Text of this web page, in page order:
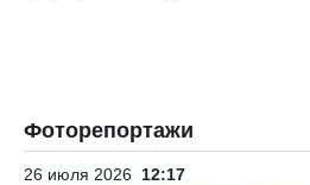
Фоторепортажи
26 июля 2026 12:17